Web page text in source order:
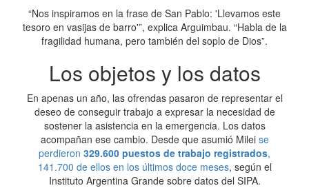
“Nos inspiramos en la frase de San Pablo: 'Llevamos este
tesoro en vasijas de barro'”, explica Arguimbau. “Habla de la
fragilidad humana, pero también del soplo de Dios”.
Los objetos y los datos
En apenas un año, las ofrendas pasaron de representar el
deseo de conseguir trabajo a expresar la necesidad de
sostener la asistencia en la emergencia. Los datos
acompañan ese cambio. Desde que asumió Milei se
perdieron 329.600 puestos de trabajo registrados,
141.700 de ellos en los últimos doce meses, según el
Instituto Argentina Grande sobre datos del SIPA.